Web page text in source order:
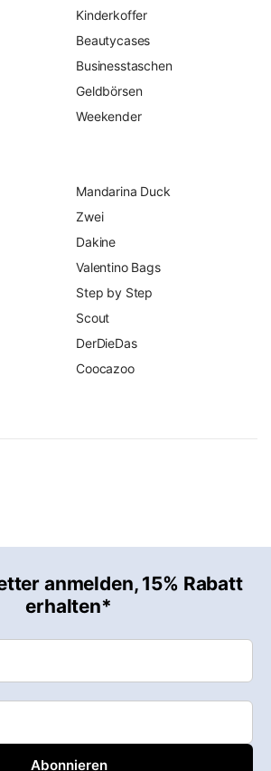
Kinderkoffer
Beautycases
Businesstaschen
Geldbörsen
Weekender
Mandarina Duck
Zwei
Dakine
Valentino Bags
Step by Step
Scout
DerDieDas
Coocazoo
anmelden, 15% Rabatt
erhalten*